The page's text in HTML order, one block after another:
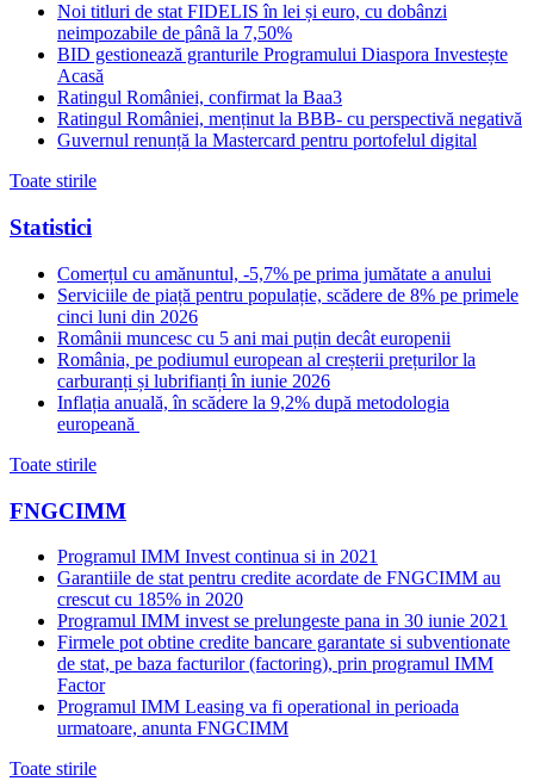
Noi titluri de stat FIDELIS în lei și euro, cu dobânzi
neimpozabile de pânã la 7,50%
BID gestionează granturile Programului Diaspora Investește
Acasă
Ratingul României, confirmat la Baa3
Ratingul României, menținut la BBB- cu perspectivă negativă
Guvernul renunță la Mastercard pentru portofelul digital
Toate stirile
Statistici
Comerțul cu amănuntul, -5,7% pe prima jumătate a anului
Serviciile de piață pentru populație, scădere de 8% pe primele
cinci luni din 2026
Românii muncesc cu 5 ani mai puțin decât europenii
România, pe podiumul european al creșterii prețurilor la
carburanți și lubrifianți în iunie 2026
Inflația anuală, în scădere la 9,2% după metodologia
europeană
Toate stirile
FNGCIMM
Programul IMM Invest continua si in 2021
Garantiile de stat pentru credite acordate de FNGCIMM au
crescut cu 185% in 2020
Programul IMM invest se prelungeste pana in 30 iunie 2021
Firmele pot obtine credite bancare garantate si subventionate
de stat, pe baza facturilor (factoring), prin programul IMM
Factor
Programul IMM Leasing va fi operational in perioada
urmatoare, anunta FNGCIMM
Toate stirile